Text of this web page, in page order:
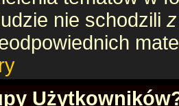
nie schodzili